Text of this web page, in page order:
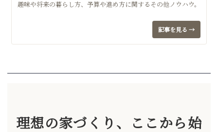
趣味や将来の暮らし方、予算や進め方に関するその他ノウハウ。
記事を見る →
理想の家づくり、ここから始